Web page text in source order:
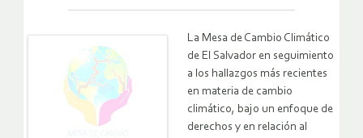
La Mesa de Cambio Climático
de El Salvador en seguimiento
a los hallazgos más recientes
en materia de cambio
climático, bajo un enfoque de
derechos y en relación al